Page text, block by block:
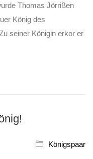
Thomas Jörrißen
König des
seiner Königin erkor er
Königspaar